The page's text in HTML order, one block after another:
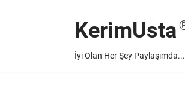
KerimUsta
İyi Olan Her Şey Paylaşımda...